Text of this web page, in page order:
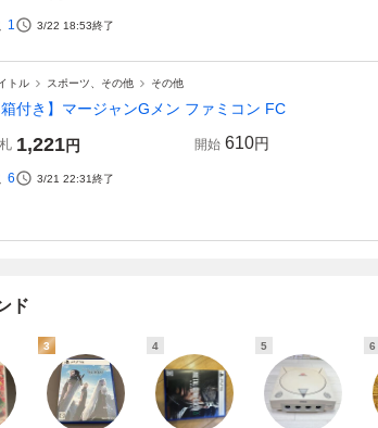
1 3/22 18:53終了
トル スポーツ、その他 その他
箱付き】マージャンGメン ファミコン FC
1,221円 開始 610円
6 3/21 22:31終了
ド
3 4 5 6